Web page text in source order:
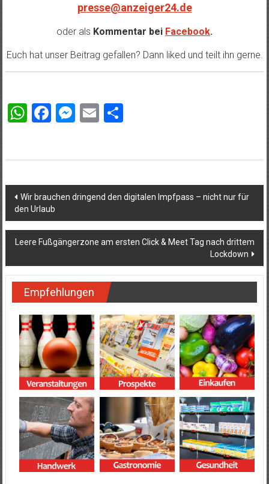
presse@anzeiger24.de
oder als Kommentar bei Facebook.
Euch hat unser Beitrag gefallen? Dann liked und teilt ihn gerne.
WhatsApp
Facebook
Messenger
EmailTeilen
Beitragsnavigation
Wir brauchen dringend den digitalen Impfpass – nicht nur für
den Urlaub
Leere Fußgängerzone am ersten Click & Meet Tag nach drittem
Lockdown
Empfehlungen